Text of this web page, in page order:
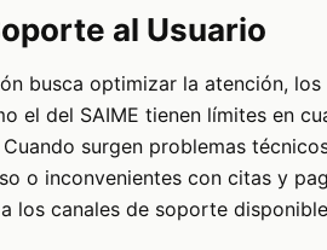
al Usuario
busca optimizar la atención, los
el del SAIME tienen límites en
surgen problemas
o inconvenientes con citas y
los canales de soporte